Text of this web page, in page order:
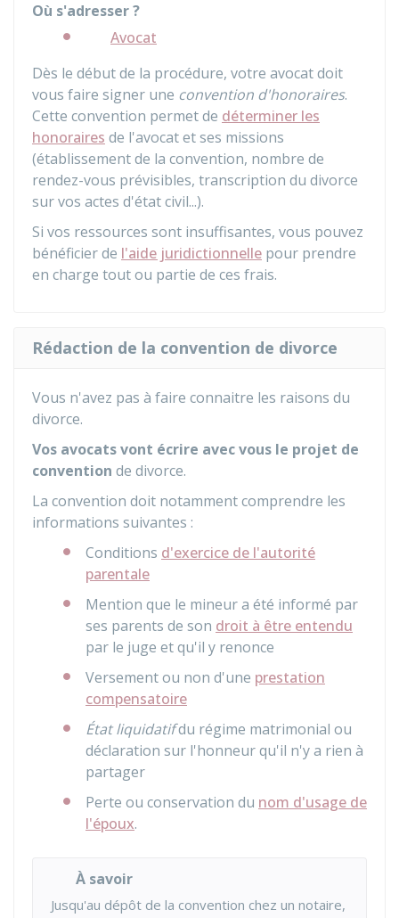
Où s'adresser ?
Avocat
Dès le début de la procédure, votre avocat doit
vous faire signer une convention d'honoraires.
Cette convention permet de déterminer les
honoraires de l'avocat et ses missions
(établissement de la convention, nombre de
rendez-vous prévisibles, transcription du divorce
sur vos actes d'état civil...).
Si vos ressources sont insuffisantes, vous pouvez
bénéficier de l'aide juridictionnelle pour prendre
en charge tout ou partie de ces frais.
Rédaction de la convention de divorce
Vous n'avez pas à faire connaitre les raisons du
divorce.
Vos avocats vont écrire avec vous le projet de
convention de divorce.
La convention doit notamment comprendre les
informations suivantes :
Conditions d'exercice de l'autorité
parentale
Mention que le mineur a été informé par
ses parents de son droit à être entendu
par le juge et qu'il y renonce
Versement ou non d'une prestation
compensatoire
État liquidatifdu régime matrimonial ou
déclaration sur l'honneur qu'il n'y a rien à
partager
Perte ou conservation du nom d'usage de
l'époux.
À savoir
Jusqu'au dépôt de la convention chez un notaire,